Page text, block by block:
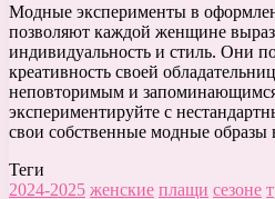
Модные эксперименты в
позволяют каждой женщине
индивидуальность и стиль. Они
креативность своей
неповторимым и
экспериментируйте с
свои собственные модные образы
Теги
2024-2025 женские плащи сезоне